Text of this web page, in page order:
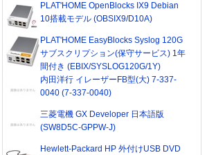
PLAT'HOME OpenBlocks IX9 Debian
10搭載モデル (OBSIX9/D10A)
PLAT'HOME EasyBlocks Syslog 120G
サブスクリプション(保守サービス) 1年
間付き (EBIX/SYSLOG120G/1Y)
内田洋行 イレーザーFB型(大) 7-337-
0040 (7-337-0040)
三菱電機 GX Developer 日本語版
(SW8D5C-GPPW-J)
Hewlett-Packard HP 外付けUSB DVD